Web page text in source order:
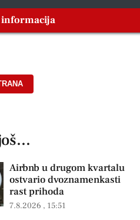
informacija
Airbnb u drugom kvartalu
ostvario dvoznamenkasti
rast prihoda
7.8.2026 15:51